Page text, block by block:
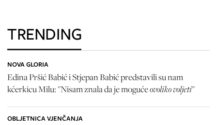
TRENDING
NOVA GLORIA
Edina Pršić Babić i Stjepan Babić predstavili su nam
kćerkicu Milu: "Nisam znala da je mogućeovoliko voljeti"
OBLJETNICA VJENČANJA